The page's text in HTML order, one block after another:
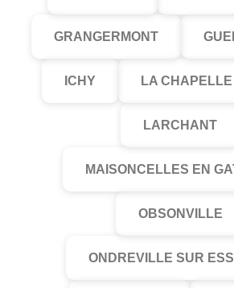
GRANGERMONT
ICHY LA
LARCHANT
MAISONCELLES EN
OBSONVILLE
ONDREVILLE SUR